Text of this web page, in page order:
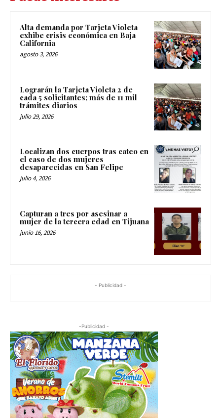
Alta demanda por Tarjeta Violeta
exhibe crisis económica en Baja
California
agosto 3, 2026
Lograrán la Tarjeta Violeta 2 de
cada 5 solicitantes; más de 11 mil
trámites diarios
julio 29, 2026
Localizan dos cuerpos tras cateo en
el caso de dos mujeres
desaparecidas en San Felipe
julio 4, 2026
Capturan a tres por asesinar a
mujer de la tercera edad en Tijuana
junio 16, 2026
- Publicidad -
-Publicidad -